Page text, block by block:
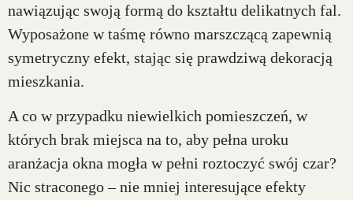
nawiązując swoją formą do kształtu delikatnych fal.
Wyposażone w taśmę równo marszczącą zapewnią
symetryczny efekt, stając się prawdziwą dekoracją
mieszkania.
A co w przypadku niewielkich pomieszczeń, w
których brak miejsca na to, aby pełna uroku
aranżacja okna mogła w pełni roztoczyć swój czar?
Nic straconego – nie mniej interesujące efekty